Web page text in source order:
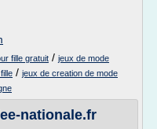
fille gratuit / jeux de mode
/ jeux de creation de mode
nationale.fr